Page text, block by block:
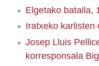
Elgetako bataila,
Iratxeko karlisten
Josep Lluis
korresponsala